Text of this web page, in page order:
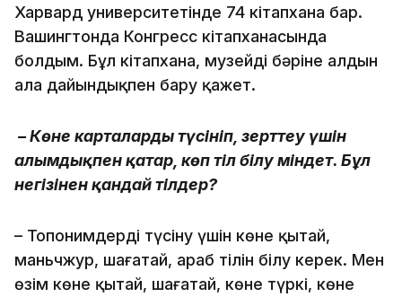
Харвард университетінде 74 кітапхана бар.
Вашингтонда Конгресс кітапханасында
болдым. Бұл кітапхана, музейдің бәріне алдын
ала дайындықпен бару қажет.
– Көне карталарды түсініп, зерттеу үшін
ғалымдықпен қатар, көп тіл білу міндет. Бұл
негізінен қандай тілдер?
– Топонимдерді түсіну үшін көне қытай,
маньчжур, шағатай, араб тілін білу керек. Мен
өзім көне қытай, шағатай, көне түркі, көне